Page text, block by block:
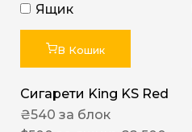
Ящик
В Кошик
Сигарети King KS Red
₴540 за блок